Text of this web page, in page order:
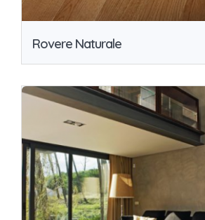
Rovere Naturale